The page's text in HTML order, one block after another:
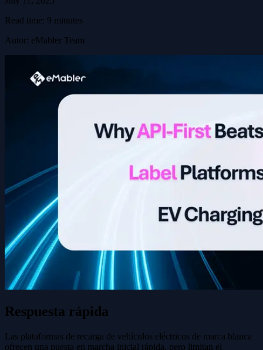
Read time: 9 minutes
Autor: eMabler Team
Respuesta rápida
Las plataformas de recarga de vehículos eléctricos de marca blanca
ofrecen una puesta en marcha inicial rápida, pero limitan el